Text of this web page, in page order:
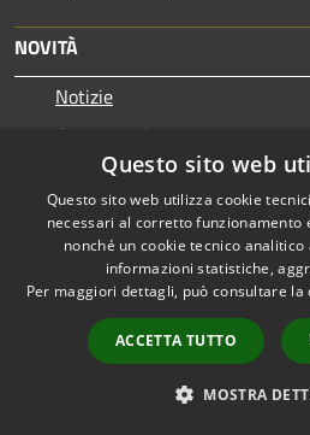
NOVITÀ
Notizie
Comunicati
Avvisi
VIVERE IL COMUNE
Luoghi
Eventi
Questo sito web
Questo sito web utilizza cookie
necessari al corretto funzionamento
nonché un cookie tecnico
informazioni statistiche,
Per maggiori dettagli, può consultare la
ACCETTA TUTTO
MOSTRA